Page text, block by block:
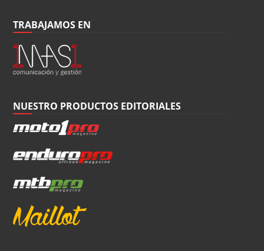
TRABAJAMOS EN
NUESTRO PRODUCTOS EDITORIALES